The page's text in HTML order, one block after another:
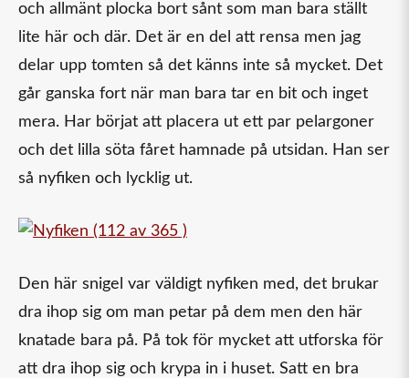
och allmänt plocka bort sånt som man bara ställt
lite här och där. Det är en del att rensa men jag
delar upp tomten så det känns inte så mycket. Det
går ganska fort när man bara tar en bit och inget
mera. Har börjat att placera ut ett par pelargoner
och det lilla söta fåret hamnade på utsidan. Han ser
så nyfiken och lycklig ut.
Den här snigel var väldigt nyfiken med, det brukar
dra ihop sig om man petar på dem men den här
knatade bara på. På tok för mycket att utforska för
att dra ihop sig och krypa in i huset. Satt en bra